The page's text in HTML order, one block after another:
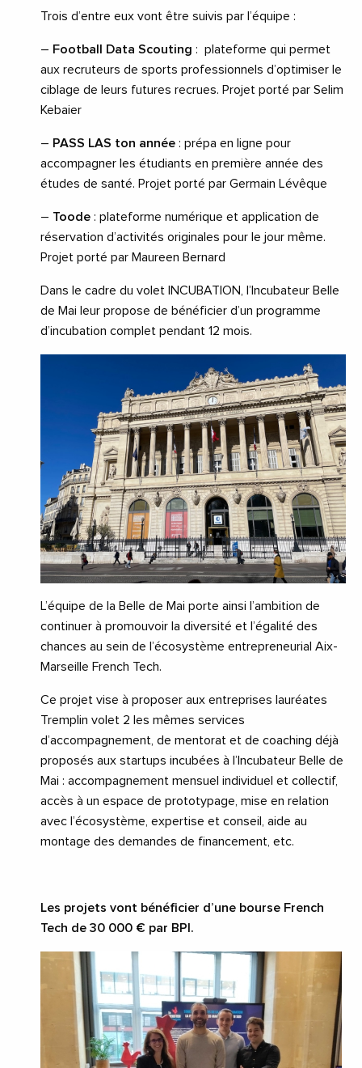
Trois d’entre eux vont être suivis par l’équipe :
– Football Data Scouting : plateforme qui permet
aux recruteurs de sports professionnels d’optimiser le
ciblage de leurs futures recrues. Projet porté par Selim
Kebaier
– PASS LAS ton année : prépa en ligne pour
accompagner les étudiants en première année des
études de santé. Projet porté par Germain Lévêque
– Toode : plateforme numérique et application de
réservation d’activités originales pour le jour même.
Projet porté par Maureen Bernard
Dans le cadre du volet INCUBATION, l’Incubateur Belle
de Mai leur propose de bénéficier d’un programme
d’incubation complet pendant 12 mois.
L’équipe de la Belle de Mai porte ainsi l’ambition de
continuer à promouvoir la diversité et l’égalité des
chances au sein de l’écosystème entrepreneurial Aix-
Marseille French Tech.
Ce projet vise à proposer aux entreprises lauréates
Tremplin volet 2 les mêmes services
d’accompagnement, de mentorat et de coaching déjà
proposés aux startups incubées à l’Incubateur Belle de
Mai : accompagnement mensuel individuel et collectif,
accès à un espace de prototypage, mise en relation
avec l’écosystème, expertise et conseil, aide au
montage des demandes de financement, etc.
Les projets vont bénéficier d’une bourse French
Tech de 30 000 € par BPI.